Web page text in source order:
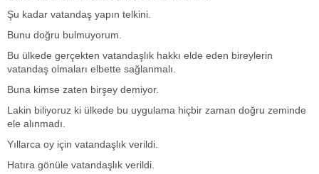
Şu kadar vatandaş yapın telkini.
Bunu doğru bulmuyorum.
Bu ülkede gerçekten vatandaşlık hakkı elde eden bireylerin
vatandaş olmaları elbette sağlanmalı.
Buna kimse zaten birşey demiyor.
Lakin biliyoruz ki ülkede bu uygulama hiçbir zaman doğru zeminde
ele alınmadı.
Yıllarca oy için vatandaşlık verildi.
Hatıra gönüle vatandaşlık verildi.